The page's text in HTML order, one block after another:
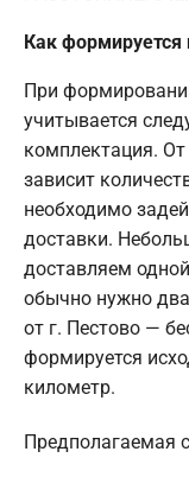
Как формируется
При
учитывается
комплектация.
зависит
необходимо
доставки.
доставляем
обычно нужно
от г. Пестово —
формируется
километр.
Предполагаемая